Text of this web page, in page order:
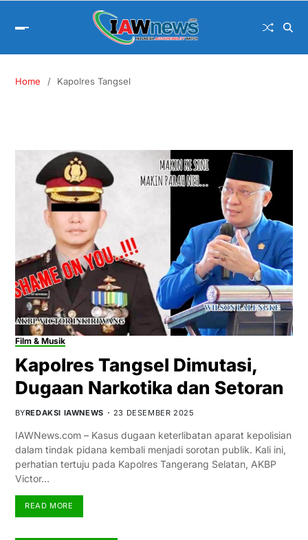
Home Kapolres Tangsel
Film & Musik
Kapolres Tangsel Dimutasi,
Dugaan Narkotika dan Setoran
BYREDAKSI IAWNEWS 23 DESEMBER 2025
IAWNews.com – Kasus dugaan keterlibatan aparat kepolisian
dalam tindak pidana kembali menjadi sorotan publik. Kali ini,
perhatian tertuju pada Kapolres Tangerang Selatan, AKBP
Victor…
READ MORE